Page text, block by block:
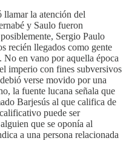
llamar la atención del
y Saulo fueron
Sergio Paulo
recién llegados como gente
en vano por aquella época
imperio con fines subversivos
verse movido por una
la fuente lucana señala que
Barjesús al que califica de
puede ser
que se oponía al
a una persona relacionada